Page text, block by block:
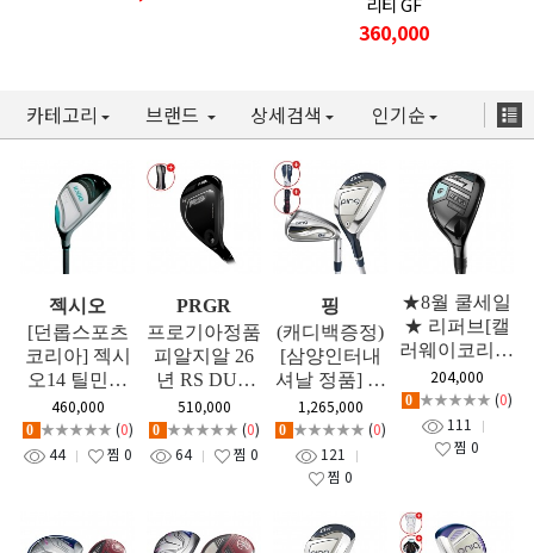
360,000
카테고리 브랜드 상세검색 인기순
젝시오
[던롭스포츠
코리아] 젝시
오14 틸민트
여성 유틸리
티 GF
460,000
0 ★★★★★ (0)
44
찜 0
PRGR
프로기아정품
피알지알 26
년 RS DUO
남성용 유틸
리티 우드 GF
510,000
0 ★★★★★ (0)
64
찜 0
핑
(캐디백증정)
[삼양인터내
셔날 정품] 핑
GLE 3 여성용
유틸+아이언
세트 (5H, 6-9,
P,U,S) GF
1,265,000
0 ★★★★★ (0)
121
찜 0
★8월 쿨세일
★ 리퍼브[캘
러웨이코리아
정품] 캘러웨
이 레바 라이
즈 (REVA RI
SE) 여성용 4
204,000
0 ★★★★★ (0)
111
찜 0